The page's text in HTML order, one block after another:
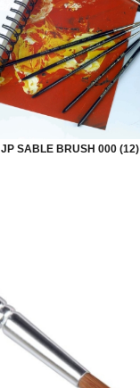
JP SABLE BRUSH 000 (12)